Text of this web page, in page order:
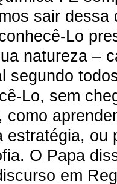
sair
Lo
natureza –
segundo
Lo, sem
como
estratégia, ou
O Papa
em